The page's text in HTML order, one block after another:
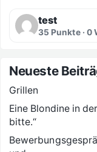
test
35 Punkte · 0
Neueste
Grillen
Eine Blondine in
bitte.“